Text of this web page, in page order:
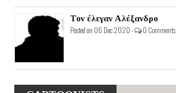
Τον έλεγαν Αλέξανδρο
Posted on 06 Dec 2020 - 0 Comments